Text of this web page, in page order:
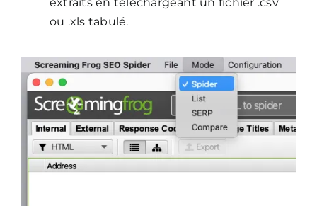
extraits en téléchargeant un fichier .csv
ou .xls tabulé.